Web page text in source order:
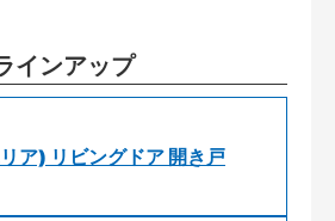
インアップ
ア) リビングドア 開き戸